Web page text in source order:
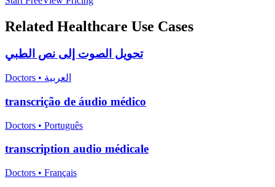
Related Healthcare Use Cases
تحويل الصوت إلى نص الطبي
Doctors • العربية
transcrição de áudio médico
Doctors • Português
transcription audio médicale
Doctors • Français